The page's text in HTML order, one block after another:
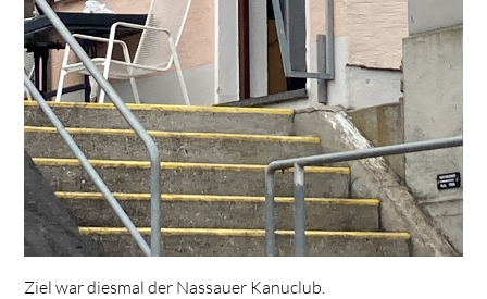
Ziel war diesmal der Nassauer Kanuclub.